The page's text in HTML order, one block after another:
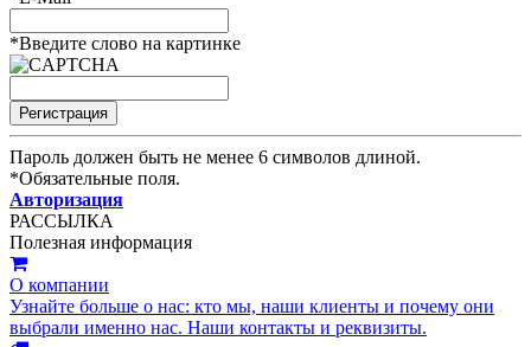
*Введите слово на картинке
Пароль должен быть не менее 6 символов длиной.
*Обязательные поля.
Авторизация
РАССЫЛКА
Полезная информация
О компании
Узнайте больше о нас: кто мы, наши клиенты и почему они
выбрали именно нас. Наши контакты и реквизиты.